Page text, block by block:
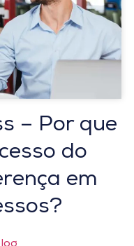
– Por que
do
em